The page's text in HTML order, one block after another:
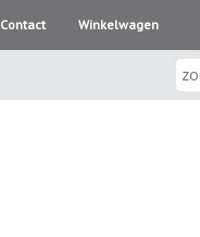
Contact Winkelwagen